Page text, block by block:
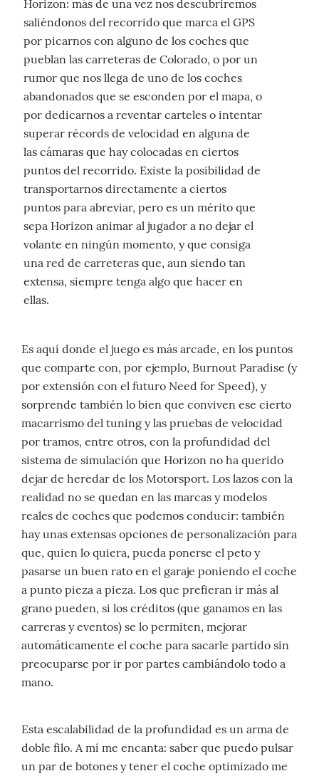
Horizon: más de una vez nos descubriremos
saliéndonos del recorrido que marca el GPS
por picarnos con alguno de los coches que
pueblan las carreteras de Colorado, o por un
rumor que nos llega de uno de los coches
abandonados que se esconden por el mapa, o
por dedicarnos a reventar carteles o intentar
superar récords de velocidad en alguna de
las cámaras que hay colocadas en ciertos
puntos del recorrido. Existe la posibilidad de
transportarnos directamente a ciertos
puntos para abreviar, pero es un mérito que
sepa Horizon animar al jugador a no dejar el
volante en ningún momento, y que consiga
una red de carreteras que, aun siendo tan
extensa, siempre tenga algo que hacer en
ellas.
Es aquí donde el juego es más arcade, en los puntos
que comparte con, por ejemplo, Burnout Paradise (y
por extensión con el futuro Need for Speed), y
sorprende también lo bien que conviven ese cierto
macarrismo del tuning y las pruebas de velocidad
por tramos, entre otros, con la profundidad del
sistema de simulación que Horizon no ha querido
dejar de heredar de los Motorsport. Los lazos con la
realidad no se quedan en las marcas y modelos
reales de coches que podemos conducir: también
hay unas extensas opciones de personalización para
que, quien lo quiera, pueda ponerse el peto y
pasarse un buen rato en el garaje poniendo el coche
a punto pieza a pieza. Los que prefieran ir más al
grano pueden, si los créditos (que ganamos en las
carreras y eventos) se lo permiten, mejorar
automáticamente el coche para sacarle partido sin
preocuparse por ir por partes cambiándolo todo a
mano.
Esta escalabilidad de la profundidad es un arma de
doble filo. A mí me encanta: saber que puedo pulsar
un par de botones y tener el coche optimizado me